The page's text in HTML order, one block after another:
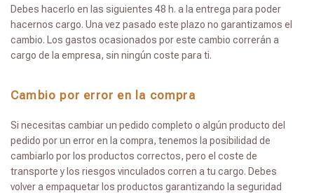
Debes hacerlo en las siguientes 48 h. a la entrega para poder
hacernos cargo. Una vez pasado este plazo no garantizamos el
cambio. Los gastos ocasionados por este cambio correrán a
cargo de la empresa, sin ningún coste para ti.
Cambio por error en la compra
Si necesitas cambiar un pedido completo o algún producto del
pedido por un error en la compra, tenemos la posibilidad de
cambiarlo por los productos correctos, pero el coste de
transporte y los riesgos vinculados corren a tu cargo. Debes
volver a empaquetar los productos garantizando la seguridad